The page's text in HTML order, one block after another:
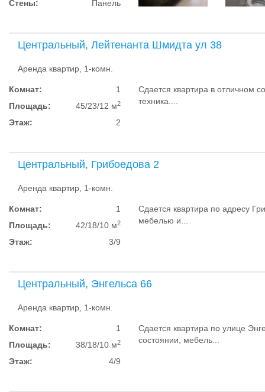
Стены: Панель
Центральный, Лейтенанта Шмидта ул 38
Аренда квартир, 1-комн.
Комнат:
1
Площадь:
45/23/12 м2
Этаж: 2
Сдается квартира в отличном
техника....
Центральный, Грибоедова 2
Аренда квартир, 1-комн.
Комнат:
1
Площадь:
42/18/10 м2
Этаж: 3/9
Сдается квартира по адресу
мебелью и...
Центральный, Энгельса 66
Аренда квартир, 1-комн.
Комнат:
1
Площадь:
38/18/10 м2
Этаж: 4/9
Сдается квартира по улице
состоянии, мебель...